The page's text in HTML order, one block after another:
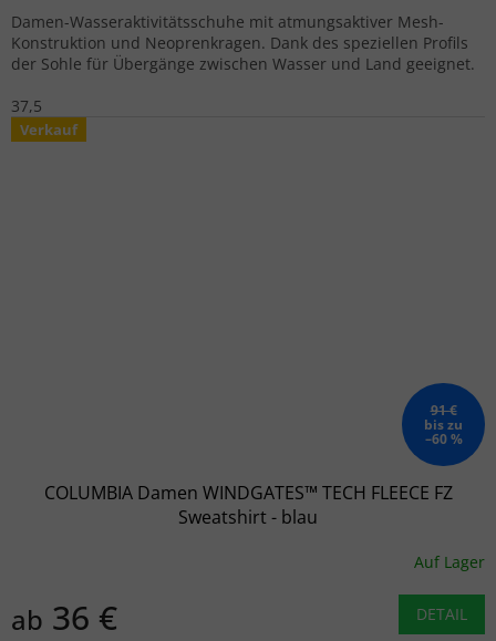
Damen-Wasseraktivitätsschuhe mit atmungsaktiver Mesh-
Konstruktion und Neoprenkragen. Dank des speziellen Profils
der Sohle für Übergänge zwischen Wasser und Land geeignet.
37,5
Verkauf
91 €
bis zu
–60 %
COLUMBIA Damen WINDGATES™ TECH FLEECE FZ
Sweatshirt - blau
Auf Lager
ab 36 € DETAIL